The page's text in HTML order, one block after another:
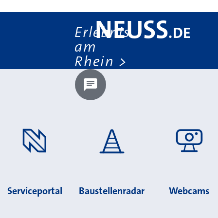
Erlebnis
am
Rhein
NEUSS.DE
Chatbot laden?
Serviceportal Baustellenradar Webcams